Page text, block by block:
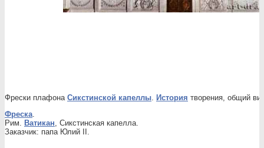
Фрески плафона Сикстинской капеллы. История творения, общий
Фреска.
Рим. Ватикан, Сикстинская капелла.
Заказчик: папа Юлий II.